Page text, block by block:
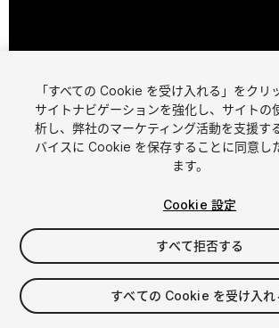
1/ 14
$24.99
消費税は決済時に計算されます
「すべての Cookie を受け入れる」をクリ
サイトナビゲーションを強化し、サイトの
析し、弊社のマーケティング活動を支援す
バイスに Cookie を保存することに同意し
ます。
Cookie 設定
すべて拒否する
すべての Cookie を受け入れ